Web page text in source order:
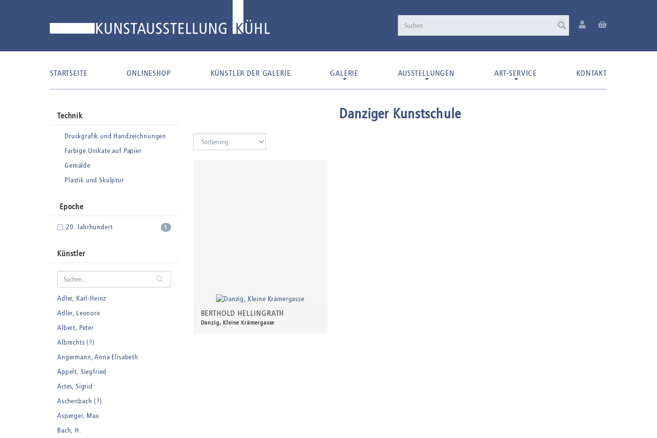
STARTSEITE ONLINESHOP KÜNSTLER DER GALERIE GALERIE AUSSTELLUNGEN ART-SERVICE KONTAKT
Danziger Kunstschule
BERTHOLD HELLINGRATH
Danzig, Kleine Krämergasse
Technik
Druckgrafik und Handzeichnungen
Farbige Unikate auf Papier
Gemälde
Plastik und Skulptur
Epoche
1
20. Jahrhundert
Künstler
Adler, Karl-Heinz
Adler, Leonore
Albert, Peter
Albrechts (?)
Angermann, Anna Elisabeth
Appelt, Siegfried
Artes, Sigrid
Aschenbach (?)
Asperger, Max
Bach, H.